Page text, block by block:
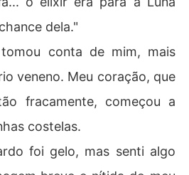
dela."
conta de mim, mais
veneno. Meu coração, que
fracamente, começou a
costelas.
foi gelo, mas senti algo